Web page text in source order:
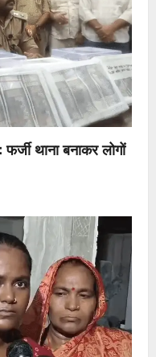
थाना बनाकर लोगों